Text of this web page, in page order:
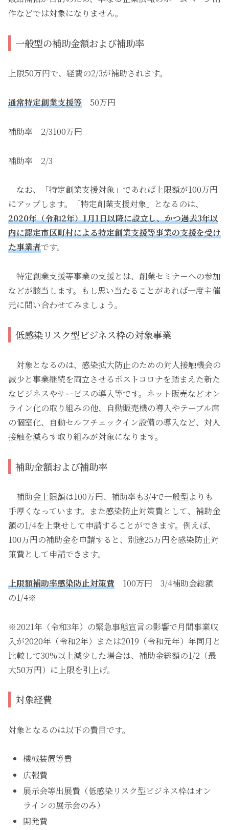
作などでは対象になりません。
一般型の補助金額および補助率
上限50万円で、経費の2/3が補助されます。
通常特定創業支援等 50万円
補助率 2/3100万円
補助率 2/3
なお、「特定創業支援対象」であれば上限額が100万円
にアップします。「特定創業支援対象」となるのは、
2020年（令和2年）1月1日以降に設立し、かつ過去3年以
内に認定市区町村による特定創業支援等事業の支援を受け
た事業者です。
特定創業支援等事業の支援とは、創業セミナーへの参加
などが該当します。もし思い当たることがあれば一度主催
元に問い合わせてみましょう。
低感染リスク型ビジネス枠の対象事業
対象となるのは、感染拡大防止のための対人接触機会の
減少と事業継続を両立させるポストコロナを踏まえた新た
なビジネスやサービスの導入等です。ネット販売などオン
ライン化の取り組みの他、自動販売機の導入やテーブル席
の個室化、自動セルフチェックイン設備の導入など、対人
接触を減らす取り組みが対象になります。
補助金額および補助率
補助金上限額は100万円、補助率も3/4で一般型よりも
手厚くなっています。また感染防止対策費として、補助金
額の1/4を上乗せして申請することができます。例えば、
100万円の補助金を申請すると、別途25万円を感染防止対
策費として申請できます。
上限額補助率感染防止対策費 100万円 3/4補助金総額
の1/4※
※2021年（令和3年）の緊急事態宣言の影響で月間事業収
入が2020年（令和2年）または2019（令和元年）年同月と
比較して30%以上減少した場合は、補助金総額の1/2（最
大50万円）に上限を引上げ。
対象経費
対象となるのは以下の費目です。
機械装置等費
広報費
展示会等出展費（低感染リスク型ビジネス枠はオン
ラインの展示会のみ）
開発費